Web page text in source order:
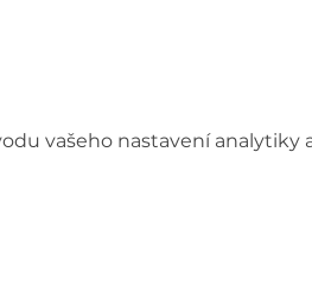
vašeho nastavení analytiky